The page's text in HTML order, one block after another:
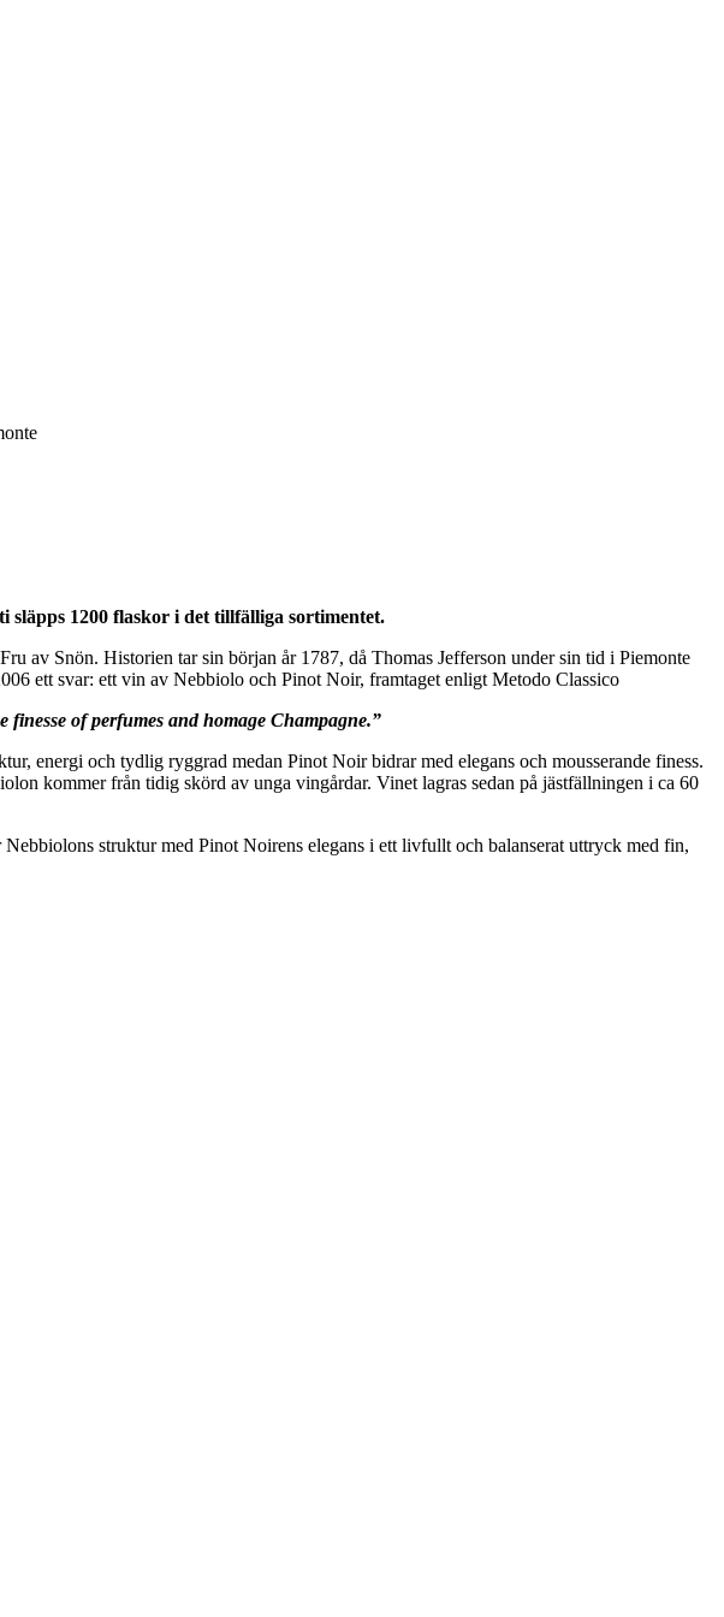
1200 flaskor i det tillfälliga sortimentet.
av Snön. Historien tar sin början år 1787, då Thomas Jefferson under sin tid i Piemonte
ett svar: ett vin av Nebbiolo och Pinot Noir, framtaget enligt Metodo Classico
of perfumes and homage Champagne.”
energi och tydlig ryggrad medan Pinot Noir bidrar med elegans och mousserande finess.
kommer från tidig skörd av unga vingårdar. Vinet lagras sedan på jästfällningen i ca 60
struktur med Pinot Noirens elegans i ett livfullt och balanserat uttryck med fin,